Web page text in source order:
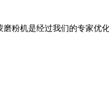
粉机是经过我们的专家优